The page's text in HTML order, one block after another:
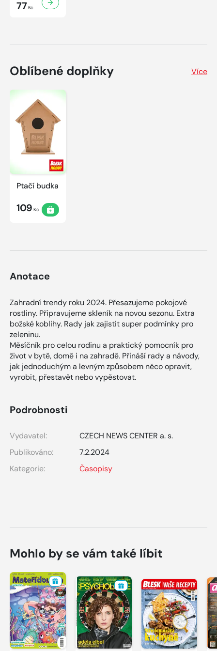
77 Kč
Oblíbené doplňky Více
Ptačí budka
109 Kč
Anotace
Zahradní trendy roku 2024. Přesazujeme pokojové
rostliny. Připravujeme skleník na novou sezonu. Extra
božské koblihy. Rady jak zajistit super podmínky pro
zeleninu.
Měsíčník pro celou rodinu a praktický pomocník pro
život v bytě, domě i na zahradě. Přináší rady a návody,
jak jednoduchým a levným způsobem něco opravit,
vyrobit, přestavět nebo vypěstovat.
Podrobnosti
Vydavatel:
CZECH NEWS CENTER a. s.
Publikováno:
7.2.2024
Kategorie:
Časopisy
Mohlo by se vám také líbit